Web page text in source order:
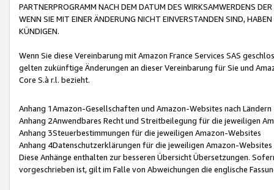
PARTNERPROGRAMM NACH DEM DATUM DES WIRKSAMWERDENS
WENN SIE MIT EINER ÄNDERUNG NICHT EINVERSTANDEN SIND,
KÜNDIGEN.
Wenn Sie diese Vereinbarung mit Amazon France Services SAS
gelten zukünftige Änderungen an dieser Vereinbarung für Sie und
Core S.à r.l. bezieht.
Anhang 1Amazon-Gesellschaften und Amazon-Websites nach Ländern
Anhang 2Anwendbares Recht und Streitbeilegung für die jeweiligen
Anhang 3Steuerbestimmungen für die jeweiligen Amazon-Websites
Anhang 4Datenschutzerklärungen für die jeweiligen Amazon-Websites
Diese Anhänge enthalten zur besseren Übersicht Übersetzungen.
vorgeschrieben ist, gilt im Falle von Abweichungen die englische